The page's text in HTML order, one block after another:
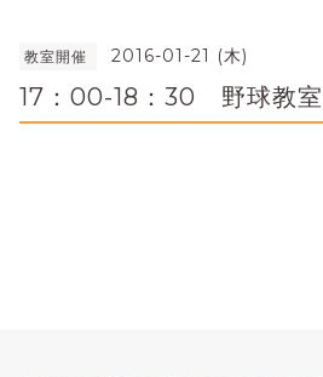
教室開催 2016-01-21 (木)
17：00-18：30 野球教室